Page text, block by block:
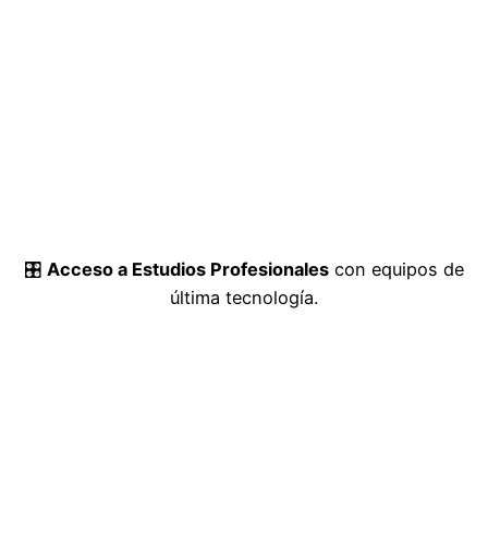
🎛️ Acceso a Estudios Profesionales con equipos de
última tecnología.